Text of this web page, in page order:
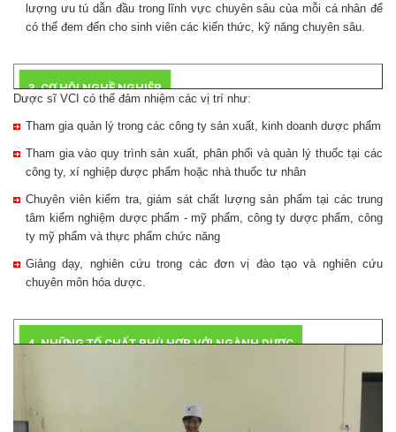
lượng ưu tú dẫn đầu trong lĩnh vực chuyên sâu của mỗi cá nhân để
có thể đem đến cho sinh viên các kiến thức, kỹ năng chuyên sâu.
3. CƠ HỘI NGHỀ NGHIỆP
Dược sĩ VCI có thể đảm nhiệm các vị trí như:
Tham gia quản lý trong các công ty sản xuất, kinh doanh dược phẩm
Tham gia vào quy trình sản xuất, phân phối và quản lý thuốc tại các
công ty, xí nghiệp dược phẩm hoặc nhà thuốc tư nhân
Chuyên viên kiểm tra, giám sát chất lượng sản phẩm tại các trung
tâm kiểm nghiệm dược phẩm - mỹ phẩm, công ty dược phẩm, công
ty mỹ phẩm và thực phẩm chức năng
Giảng dạy, nghiên cứu trong các đơn vị đào tạo và nghiên cứu
chuyên môn hóa dược.
4. NHỮNG TỐ CHẤT PHÙ HỢP VỚI NGÀNH DƯỢC